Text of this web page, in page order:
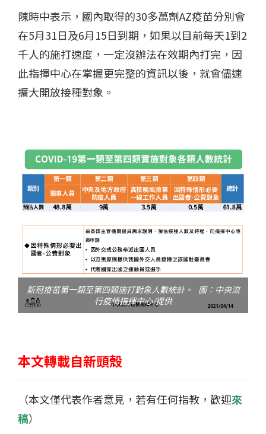
陳時中表示，國內取得的30多萬劑AZ疫苗分別會
在5月31日及6月15日到期，如果以目前每天1到2
千人的施打速度，一定沒辦法在效期內打完，因
此指揮中心在掌握更完整的資訊以後，就會儘速
擴大開放接種對象。
新冠疫苗第一類至第四類施打對象人數統計。 圖：中央流
行疫情指揮中心/提供
本文轉載自新頭殼
（本文僅代表作者意見，若有任何指教，歡迎來
稿）